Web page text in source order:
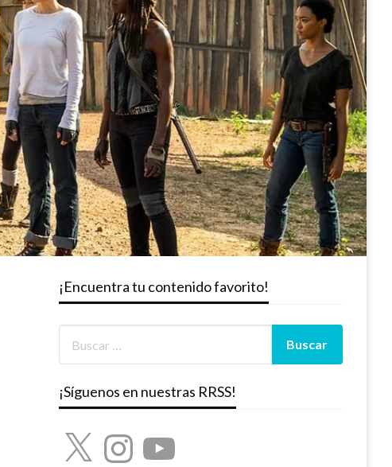
¡Encuentra tu contenido favorito!
¡Síguenos en nuestras RRSS!
X InstagramYouTube